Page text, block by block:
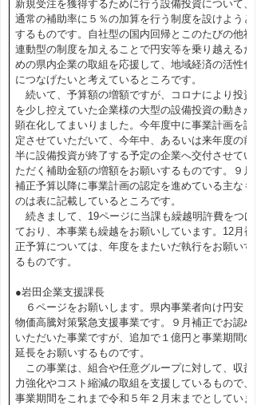
新規受注を獲得するために行う設備投資について、
通常の補助率に５％の加算を行う制度を設けようと
するものです。自社型の国内回帰とこのたびの他社
連動型の制度を加えることで円安等を乗り越えるた
めの県内企業の取組を応援して、地域経済の活性化
につなげたいと考えているところです。
続いて、予算額の増額ですが、コロナにより投資
を少し控えていた企業様の大型の設備投資の動きが
顕在化してまいりました。今年度中に事業計画を認
定させていただいて、今年中、あるいは来年度の前
半に設備投資が終了する予定の企業へ交付させてい
ただく補助金額の増額をお願いするものです。９月
補正予算以降に事業計画の認定を進めている主なも
のは表に記載しているところです。
続きまして、19ページに当課も繰越明許費をつけ
ており、本事業も繰越をお願いしています。12月補
正予算については、年度をまたいだ執行をお願いす
るものです。
●岩田企業支援課長
６ページをお願いします。県内事業者向け円安・
物価高騰対策緊急支援事業です。９月補正でお認め
いただいた事業ですが、追加で１億円と事業期間の
延長をお願いするものです。
この事業は、組合や任意グループに対して、収益
力強化やコスト縮減の取組を支援しているもので、
事業期間をこれまで令和５年２月末までとしていま